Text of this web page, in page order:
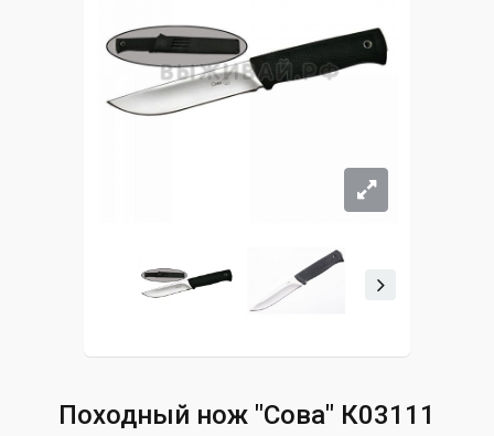
Походный нож "Сова" К03111